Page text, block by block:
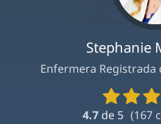
Stephanie
Enfermera Registrada
y
4.7 de 5 (167